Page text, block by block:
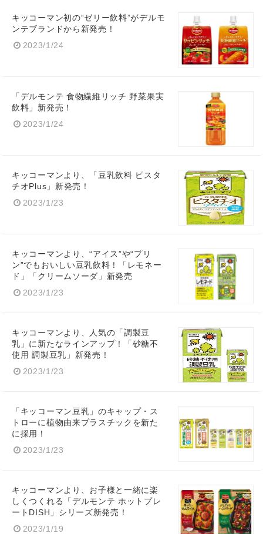
キッコーマン初の“ゼリー飲料”がデルモ
ンテブランドから新発売！
2023/1/24
「デルモンテ 食物繊維リッチ 野菜果実
飲料」新発売！
2023/1/24
キッコーマンより、「豆乳飲料 ピスタ
チオPlus」新発売！
2023/1/23
キッコーマンより、“アイス”や“プリ
ン”でもおいしい豆乳飲料！「レモネー
ド」「クリームソーダ」新発売
2023/1/23
キッコーマンより、人気の「調製豆
乳」に新たなラインアップ！「砂糖不
使用 調製豆乳」新発売！
2023/1/23
「キッコーマン豆乳」のキャップ・ス
トローに植物由来プラスチックを新た
に採用！
2023/1/23
キッコーマンより、お子様と一緒に楽
しくつくれる「デルモンテ ホットプレ
ートDISH」シリーズ新発売！
2023/1/19